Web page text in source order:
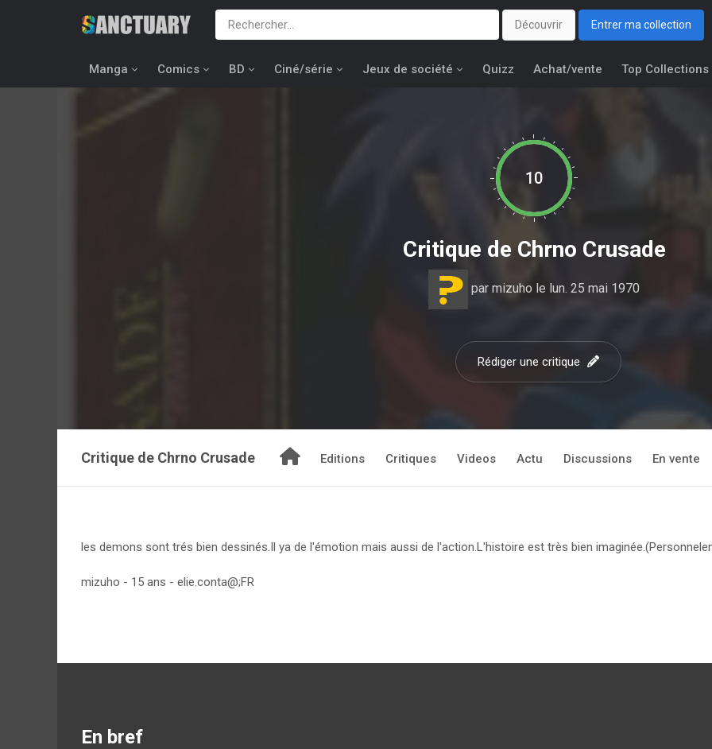
Découvrir Entrer ma collection
Manga Comics BD Ciné/série Jeux de société Quizz Achat/vente Top Collections
10
Critique de Chrno Crusade
par mizuho le lun. 25 mai 1970
Rédiger une critique
Critique de Chrno Crusade Editions Critiques Videos Actu Discussions En vente
les demons sont trés bien dessinés.Il ya de l'émotion mais aussi de l'action.L'histoire est très bien
mizuho - 15 ans - elie.conta@;FR
En bref